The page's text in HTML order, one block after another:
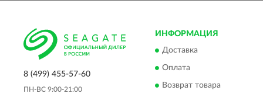
8 (499) 455-57-60
ПН-ВС 9:00-21:00
ИНФОРМАЦИЯ
Доставка
Оплата
Возврат товара